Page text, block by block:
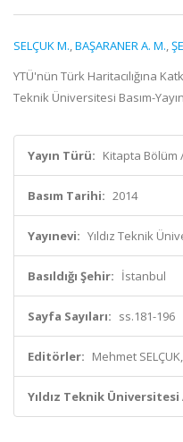
SELÇUK M.,BAŞARANER A. M.,
YTÜ'nün Türk Haritacılığına
Teknik Üniversitesi Basım-
Yayın Türü: Kitapta Bölüm
Basım Tarihi: 2014
Yayınevi: Yıldız Teknik
Basıldığı Şehir: İstanbul
Sayfa Sayıları: ss.181-196
Editörler: Mehmet
Yıldız Teknik